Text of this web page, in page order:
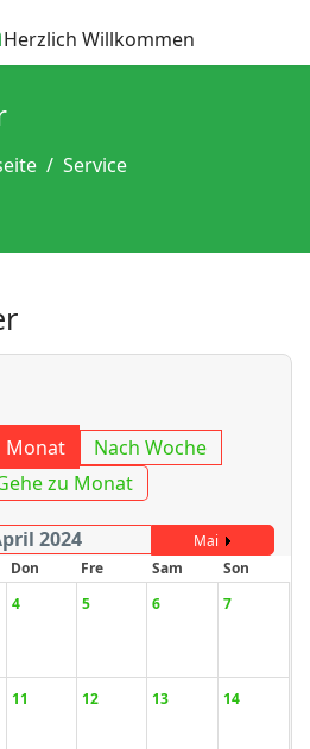
Herzlich Willkommen
Service
Monat
Nach Woche
zu Monat
2024
Mai
Don Fre Sam
Son
4 5 6 7
11 12 13 14